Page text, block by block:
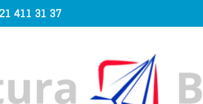
411 31 37